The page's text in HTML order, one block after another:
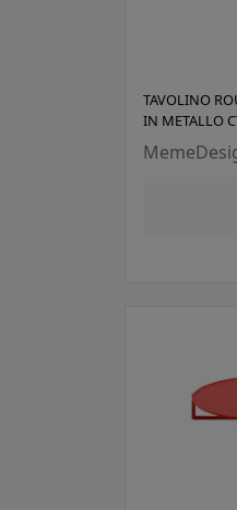
TAVOLINO
IN METALLO